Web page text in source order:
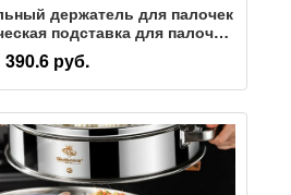
держатель для палочек
подставка для палочек
быстрого питания,
бумажное полотенце,
ящик для хранения
390.6 руб.